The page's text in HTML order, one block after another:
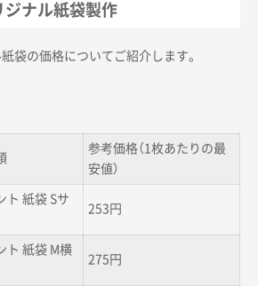
ジナル紙袋製作
袋の価格についてご紹介します。
参考価格（1枚あたりの最
安値）
ト 紙袋 Sサ
253円
ト 紙袋 M横
275円